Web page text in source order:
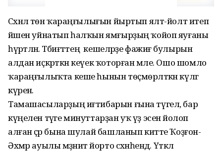
Сәхнәлә тѳн ҡараңғылығын йыртып ялт-йолт итеп
йәшен уйнатып һалҡын ямғырҙың ҡойоп яуғаны
һүрәтләнә. Тәбиғәттең кешеләрҙе фажиғә булырын
алдан иҫкәрткән кеүек ҡоторған мәле. Ошо шомло
ҡараңғылыҡта кеше һынын тѳҫмѳрләткән күләгә
күренә.
Тамашасыларҙың иғтибарын ғына түгел, бар
күңелен тәүге минуттарҙан уҡ үҙ эсенә йолоп
алған әҫәр бына шулай башланып китте Ҡоҙғон-
Әхмәр ауылы мәҙәниәт йорто сәхнәһендә. Үткәл